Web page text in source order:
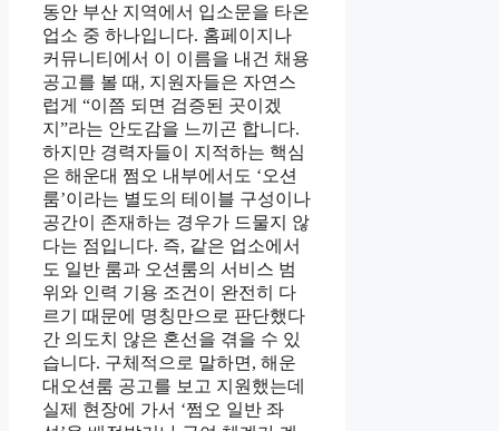
동안 부산 지역에서 입소문을 타온
업소 중 하나입니다. 홈페이지나
커뮤니티에서 이 이름을 내건 채용
공고를 볼 때, 지원자들은 자연스
럽게 “이쯤 되면 검증된 곳이겠
지”라는 안도감을 느끼곤 합니다.
하지만 경력자들이 지적하는 핵심
은 해운대 쩜오 내부에서도 ‘오션
룸’이라는 별도의 테이블 구성이나
공간이 존재하는 경우가 드물지 않
다는 점입니다. 즉, 같은 업소에서
도 일반 룸과 오션룸의 서비스 범
위와 인력 기용 조건이 완전히 다
르기 때문에 명칭만으로 판단했다
간 의도치 않은 혼선을 겪을 수 있
습니다. 구체적으로 말하면, 해운
대오션룸 공고를 보고 지원했는데
실제 현장에 가서 ‘쩜오 일반 좌